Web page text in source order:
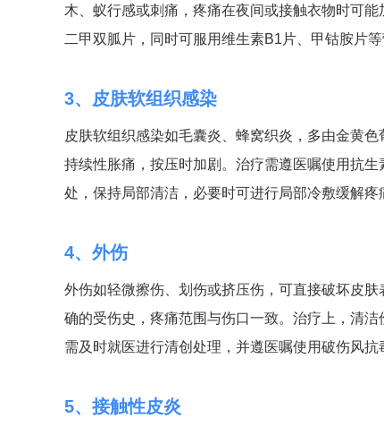
木、蚁行感或刺痛，疼痛在夜间或接触衣物时可
二甲双胍片，同时可服用维生素B1片、甲钴胺片
3、皮肤软组织感染
皮肤软组织感染如毛囊炎、蜂窝织炎，多由金黄
持续性胀痛，按压时加剧。治疗需遵医嘱使用抗
处，保持局部清洁，必要时可进行局部冷敷缓解疼
4、外伤
外伤如轻微擦伤、划伤或挤压伤，可直接破坏皮
确的受伤史，疼痛范围与伤口一致。治疗上，清
需及时就医进行清创处理，并遵医嘱使用破伤风抗
5、接触性皮炎